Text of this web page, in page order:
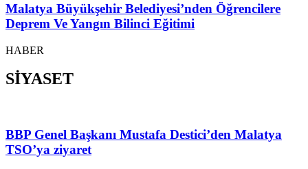
Malatya Büyükşehir Belediyesi’nden Öğrencilere
Deprem Ve Yangın Bilinci Eğitimi
HABER
SİYASET
BBP Genel Başkanı Mustafa Destici’den Malatya
TSO’ya ziyaret